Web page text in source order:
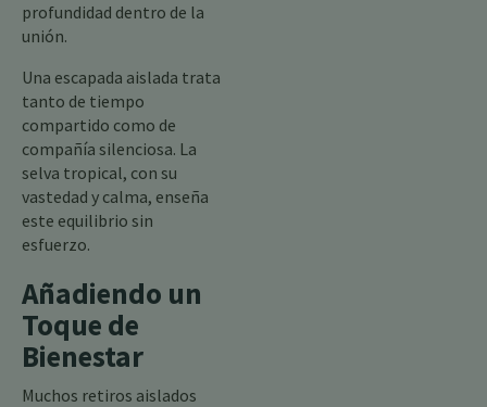
profundidad dentro de la
unión.
Una escapada aislada trata
tanto de tiempo
compartido como de
compañía silenciosa. La
selva tropical, con su
vastedad y calma, enseña
este equilibrio sin
esfuerzo.
Añadiendo un
Toque de
Bienestar
Muchos retiros aislados